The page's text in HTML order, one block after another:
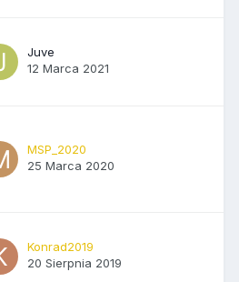
Juve
12 Marca 2021
MSP_2020
25 Marca 2020
Konrad2019
20 Sierpnia 2019